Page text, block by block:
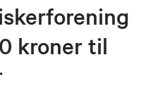
kroner til